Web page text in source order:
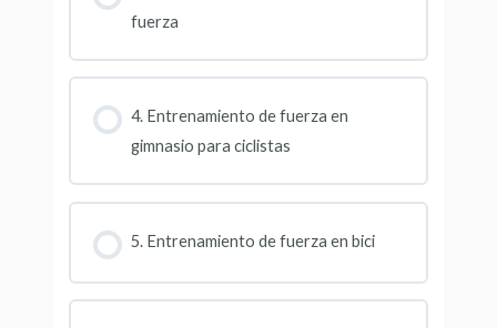
fuerza
4. Entrenamiento de fuerza en
gimnasio para ciclistas
5. Entrenamiento de fuerza en bici